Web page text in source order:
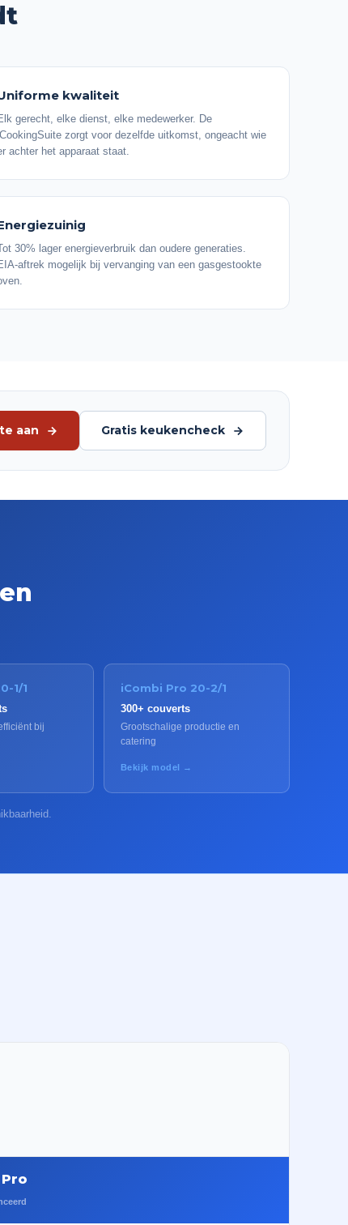
kwaliteit
gerecht, elke dienst, elke medewerker. De
zorgt voor dezelfde uitkomst, ongeacht wie
achter het apparaat staat.
30% lager energieverbruik dan oudere generaties.
aftrek mogelijk bij vervanging van een gasgestookte
aan Gratis keukencheck
1/1
bij
iCombi Pro 20-2/1
300+ couverts
Grootschalige productie en
catering
Bekijk model →